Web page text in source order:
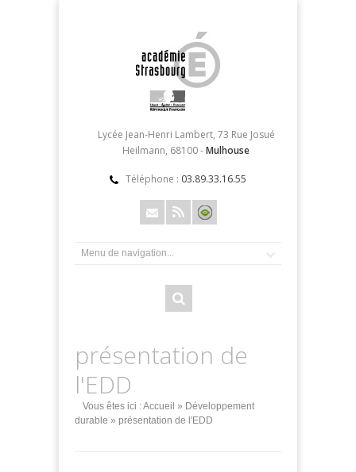
Lycée Jean-Henri Lambert, 73 Rue Josué
Heilmann, 68100 -Mulhouse
Téléphone : 03.89.33.16.55
présentation de
l'EDD
Vous êtes ici :Accueil » Développement
durable » présentation de l'EDD